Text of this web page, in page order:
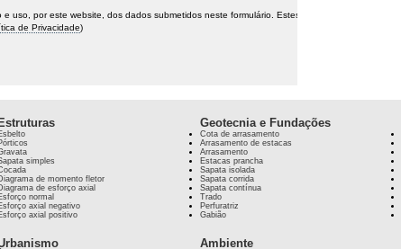
uso, por este website, dos dados submetidos neste formulário. Estes
de Privacidade)
Estruturas
simples
de momento fletor
de esforço axial
normal
axial negativo
axial positivo
Geotecnia e Fundações
Cota de arrasamento
Arrasamento de estacas
Arrasamento
Estacas prancha
Sapata isolada
Sapata corrida
Sapata contínua
Trado
Perfuratriz
Gabião
Ambiente